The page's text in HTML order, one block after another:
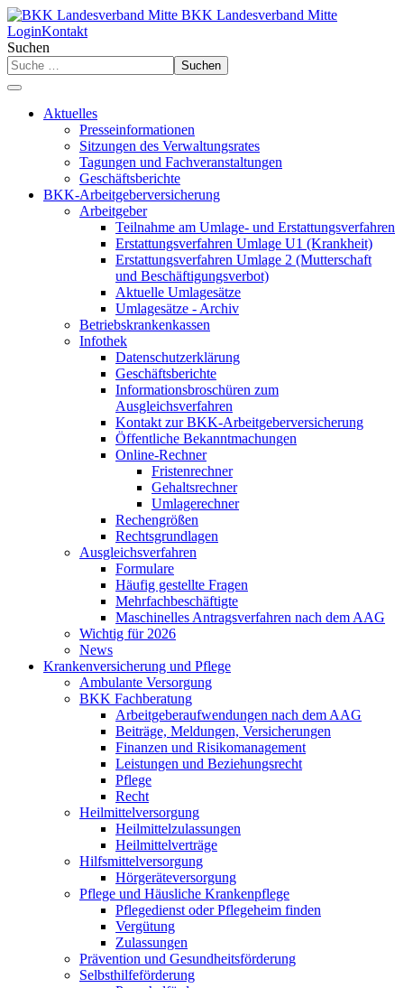
BKK Landesverband Mitte
LoginKontakt
Suchen
Suchen
Aktuelles
Presseinformationen
Sitzungen des Verwaltungsrates
Tagungen und Fachveranstaltungen
Geschäftsberichte
BKK-Arbeitgeberversicherung
Arbeitgeber
Teilnahme am Umlage- und Erstattungsverfahren
Erstattungsverfahren Umlage U1 (Krankheit)
Erstattungsverfahren Umlage 2 (Mutterschaft
und Beschäftigungsverbot)
Aktuelle Umlagesätze
Umlagesätze - Archiv
Betriebskrankenkassen
Infothek
Datenschutzerklärung
Geschäftsberichte
Informationsbroschüren zum
Ausgleichsverfahren
Kontakt zur BKK-Arbeitgeberversicherung
Öffentliche Bekanntmachungen
Online-Rechner
Fristenrechner
Gehaltsrechner
Umlagerechner
Rechengrößen
Rechtsgrundlagen
Ausgleichsverfahren
Formulare
Häufig gestellte Fragen
Mehrfachbeschäftigte
Maschinelles Antragsverfahren nach dem AAG
Wichtig für 2026
News
Krankenversicherung und Pflege
Ambulante Versorgung
BKK Fachberatung
Arbeitgeberaufwendungen nach dem AAG
Beiträge, Meldungen, Versicherungen
Finanzen und Risikomanagement
Leistungen und Beziehungsrecht
Pflege
Recht
Heilmittelversorgung
Heilmittelzulassungen
Heilmittelverträge
Hilfsmittelversorgung
Hörgeräteversorgung
Pflege und Häusliche Krankenpflege
Pflegedienst oder Pflegeheim finden
Vergütung
Zulassungen
Prävention und Gesundheitsförderung
Selbsthilfeförderung